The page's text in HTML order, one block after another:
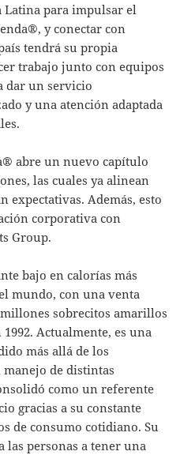
para impulsar el
y conectar con
tendrá su propia
trabajo junto con equipos
dar un servicio
y una atención adaptada
abre un nuevo capítulo
las cuales ya alinean
expectativas. Además, esto
corporativa con
Group.
bajo en calorías más
mundo, con una venta
sobrecitos amarillos
Actualmente, es una
más allá de los
manejo de distintas
como un referente
gracias a su constante
de consumo cotidiano. Su
las personas a tener una